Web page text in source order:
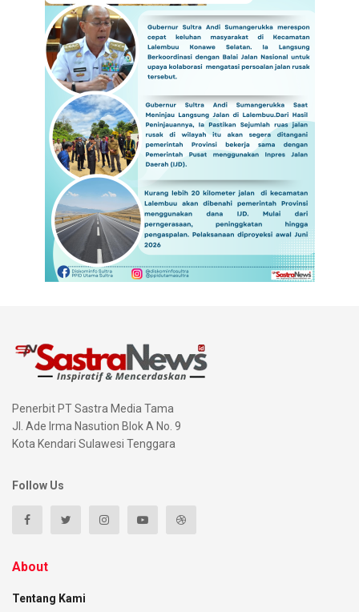
Penerbit PT Sastra Media Tama
Jl. Ade Irma Nasution Blok A No. 9
Kota Kendari Sulawesi Tenggara
Follow Us
About
Tentang Kami